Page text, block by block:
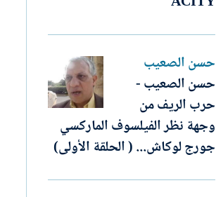
حسن الصعيب
حسن الصعيب -
حرب الريف من
وجهة نظر الفيلسوف الماركسي
جورج لوكاش... ( الحلقة الأولى)